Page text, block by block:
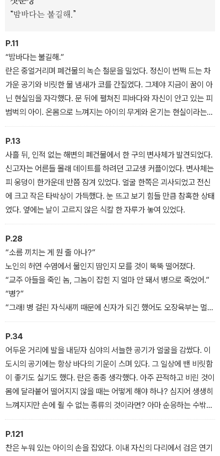
한 느낌을 준다.
“밤바다는 불길해.”
P.11
“밤바다는 불길해.”
란은 중얼거리며 폐건물의 녹슨 철문을 밀었다. 정신이 번쩍 드는 차
가운 공기와 비릿한 물 냄새가 코를 간질였다. 그제야 지금이 꿈이 아
닌 현실임을 자각했다. 문 뒤에 펼쳐진 피바다와 자신이 안고 있는 피
범벅의 아이. 온몸으로 느껴지는 아이의 무게와 온기는 현실이라는
확실한 증거였다.
P.13
사흘 뒤, 인적 없는 해변의 폐건물에서 한 구의 변사체가 발견되었다.
신고자는 어른들 몰래 데이트를 하려던 고교생 커플이었다. 변사체는
피 웅덩이 한가운데 반쯤 잠겨 있었다. 얼굴 한쪽은 괴사되었고 전신
에 크고 작은 타박상이 가득했다. 눈 뜨고 보기 힘들 만큼 참혹한 상태
였다. 옆에는 날이 고르지 않은 식칼 한 자루가 놓여 있었다.
P.28
“소름 끼치는 게 뭔 줄 아나?”
노인의 허연 수염에서 물인지 땀인지 모를 것이 뚝뚝 떨어졌다.
“교주 아들을 죽인 놈, 그놈이 잡힌 지 얼마 안 돼서 병으로 죽었어.”
“병?”
“그래! 병 걸린 자식새끼 때문에 신자가 되긴 했어도 오장육부는 멀쩡
한 사내였거든. 그런데 갑자기 병으로 죽었다대. 그것도 심근경색이
나 뇌출혈 같은 급성질환이 아니라 주로 애들이 걸리는 희귀병이었
어.”
‘방화 살인범이 갑자기 희귀병으로 죽었다고?’
P.34
어두운 거리에 발을 내딛자 심야의 서늘한 공기가 얼굴을 감쌌다. 이
도시의 공기에는 항상 바다의 기운이 스며 있다. 그 일상에 밴 비릿함
이 좋기도 싫기도 했다. 란은 종종 생각했다. 아주 끈적하고 비린 것이
몸에 달라붙어 떨어지지 않을 때는 어떻게 해야 하나? 심지어 생생히
느껴지지만 손에 쥘 수 없는 종류의 것이라면? 아마 순응하는 수밖에
없을 테다. 이 밤의 축축함처럼.
P.121
찬은 누워 있는 아이의 손을 잡았다. 이내 자신의 다리에서 검은 연기